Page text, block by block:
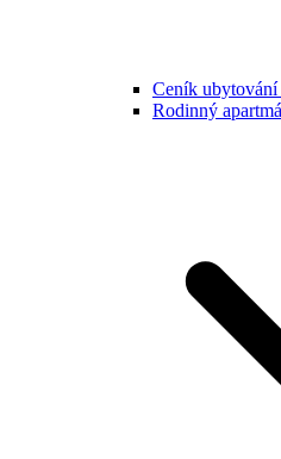
Ceník ubytování
Rodinný